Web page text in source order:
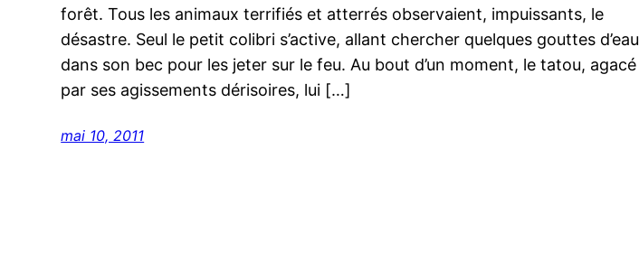
forêt. Tous les animaux terrifiés et atterrés observaient, impuissants, le
désastre. Seul le petit colibri s’active, allant chercher quelques gouttes d’eau
dans son bec pour les jeter sur le feu. Au bout d’un moment, le tatou, agacé
par ses agissements dérisoires, lui […]
mai 10, 2011